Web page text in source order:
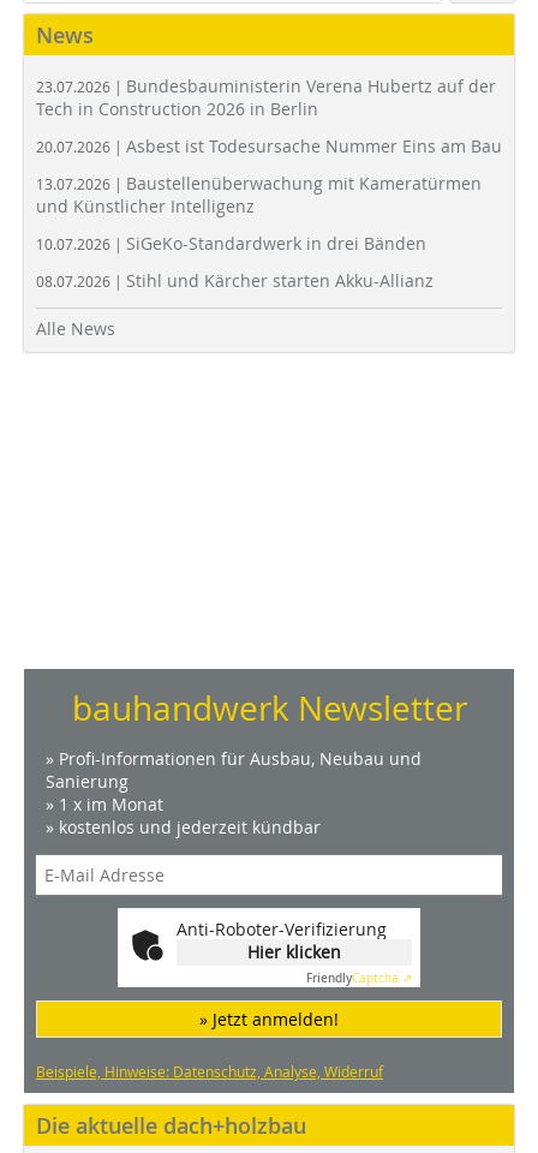
News
23.07.2026 | Bundesbauministerin Verena Hubertz auf der
Tech in Construction 2026 in Berlin
20.07.2026 | Asbest ist Todesursache Nummer Eins am Bau
13.07.2026 | Baustellenüberwachung mit Kameratürmen
und Künstlicher Intelligenz
10.07.2026 | SiGeKo-Standardwerk in drei Bänden
08.07.2026 | Stihl und Kärcher starten Akku-Allianz
Alle News
bauhandwerk Newsletter
» Profi-Informationen für Ausbau, Neubau und
Sanierung
» 1 x im Monat
» kostenlos und jederzeit kündbar
Anti-Roboter-Verifizierung
Hier klicken
FriendlyCaptcha ⇗
» Jetzt anmelden!
Beispiele, Hinweise: Datenschutz, Analyse, Widerruf
Die aktuelle dach+holzbau